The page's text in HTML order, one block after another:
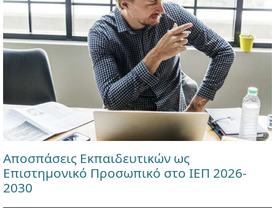
Αποσπάσεις Εκπαιδευτικών ως
Επιστημονικό Προσωπικό στο ΙΕΠ 2026-
2030